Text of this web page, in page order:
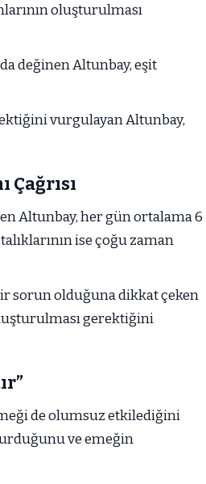
oluşturulması
değinen Altunbay, eşit
vurgulayan Altunbay,
Çağrısı
Altunbay, her gün ortalama 6
ise çoğu zaman
sorun olduğuna dikkat çeken
gerektiğini
de olumsuz etkilediğini
ve emeğin